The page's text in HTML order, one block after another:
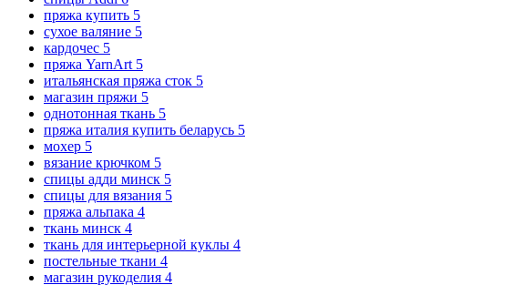
пряжа купить 5
сухое валяние 5
кардочес 5
пряжа YarnArt 5
итальянская пряжа сток 5
магазин пряжи 5
однотонная ткань 5
пряжа италия купить беларусь 5
мохер 5
вязание крючком 5
спицы адди минск 5
спицы для вязания 5
пряжа альпака 4
ткань минск 4
ткань для интерьерной куклы 4
постельные ткани 4
магазин рукоделия 4